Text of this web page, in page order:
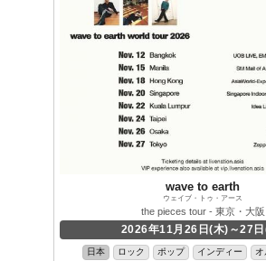
wave to earth
ウェイブ・トゥ・アース
the pieces tour - 東京・大阪
2026年11月26日(木)～27
日本 ロック ポップ インディー